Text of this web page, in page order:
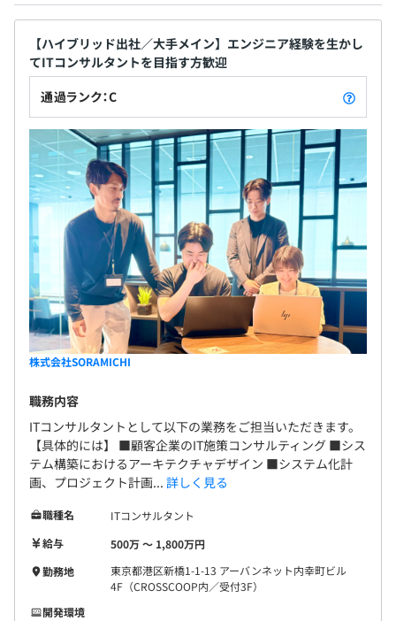
■通勤手当
■深夜休日勤務手当
■追加割増手当
【賞与】
年2回（6月・12月）
会社業績および個人のパフォーマンスに連動して変動
年間で「月給総額1か月程度」を目安に支給（夏0.5か月／
冬0.5か月）
査定：年2回
社会保険完備（健康保険・厚生年金加入・雇用保険・労災
保険）
【ハイブリッド出社／大手メイン】エンジニア経験を生かし
てITコンサルタントを目指す方歓迎
通過ランク：C
株式会社SORAMICHI
職務内容
ITコンサルタントとして以下の業務をご担当いただきます。
【具体的には】 ■顧客企業のIT施策コンサルティング ■シス
テム構築におけるアーキテクチャデザイン ■システム化計
画、プロジェクト計画... 詳しく見る
職種名
ITコンサルタント
給与
500万 〜 1,800万円
勤務地
東京都港区新橋1-1-13 アーバンネット内幸町ビル
4F（CROSSCOOP内／受付3F）
開発環境